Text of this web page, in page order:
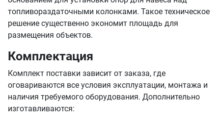
топливораздаточными колонками. Такое техническое
решение существенно экономит площадь для
размещения объектов.
Комплектация
оговариваются все условия эксплуатации, монтажа и
наличия требуемого оборудования. Дополнительно
изготавливаются: